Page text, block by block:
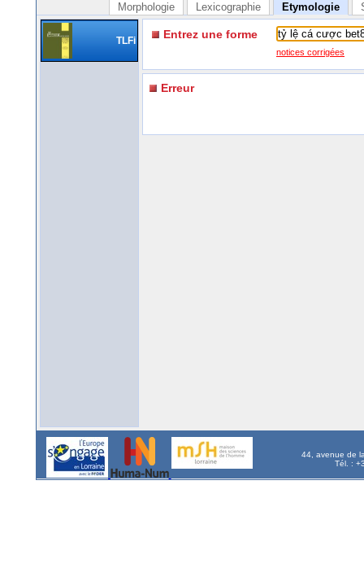
Morphologie Lexicographie Etymologie
TLFi Entrez une forme
notices corrigées
Erreur
44, avenue de
Tél. :